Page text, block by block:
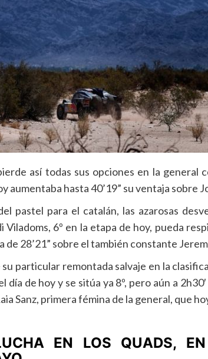
así todas sus opciones en la general
aumentaba hasta 40’19” su ventaja sobre
pastel para el catalán, las azarosas
Viladoms, 6º en la etapa de hoy, pueda
de 28’21” sobre el también constante
su particular remontada salvaje en la
día de hoy y se sitúa ya 8º, pero aún a
Sanz, primera fémina de la general, que
EN LOS QUADS,